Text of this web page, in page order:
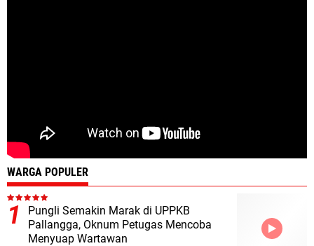
WARGA POPULER
Pungli Semakin Marak di UPPKB
Pallangga, Oknum Petugas Mencoba
Menyuap Wartawan